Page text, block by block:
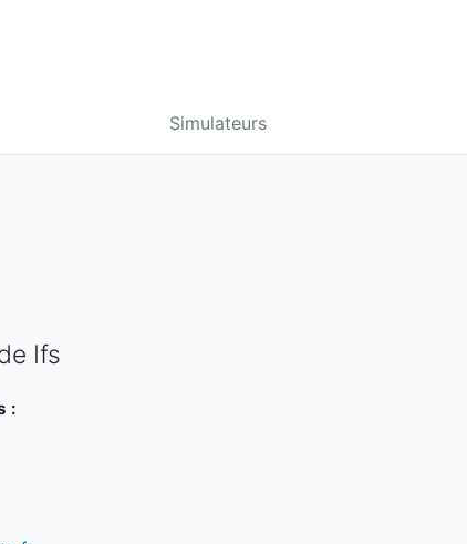
Simulateurs
Ifs
: